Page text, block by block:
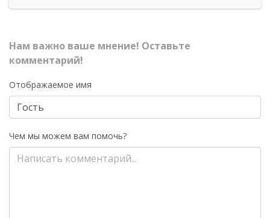
Нам важно ваше мнение! Оставьте
комментарий!
Отображаемое имя
Чем мы можем вам помочь?